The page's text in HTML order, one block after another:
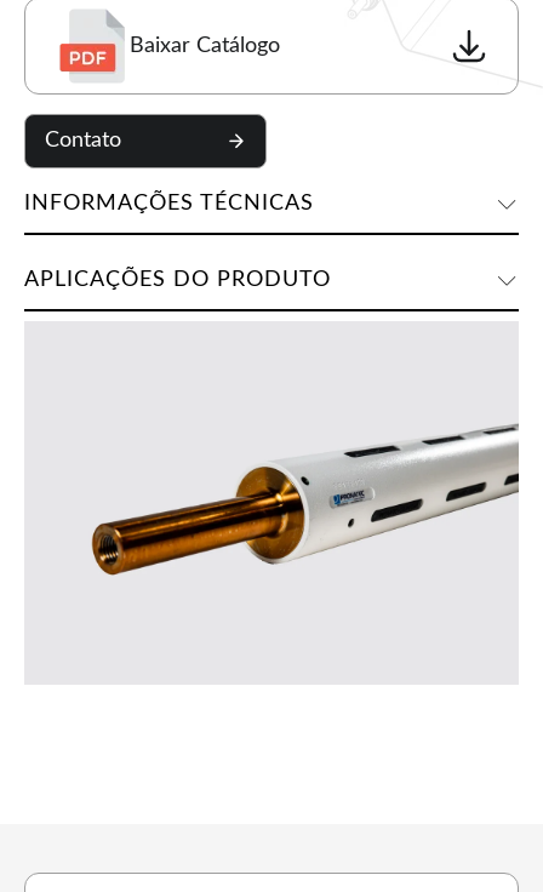
Baixar Catálogo
Contato
INFORMAÇÕES TÉCNICAS
APLICAÇÕES DO PRODUTO